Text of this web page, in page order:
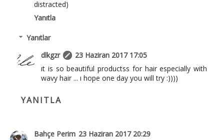
distracted)
Yanıtla
Yanıtlar
dlkgzr
23 Haziran 2017 17:05
ıt is so beautiful productss for hair especially with
wavy hair ... ı hope one day you will try :))))
YANITLA
Bahçe Perim 23 Haziran 2017 20:29